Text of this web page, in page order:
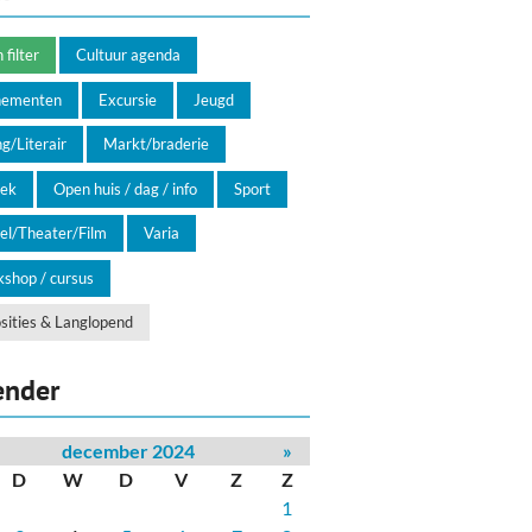
filter Cultuur agenda
Excursie Jeugd
Literair Markt/braderie
Open huis / dag / info Sport
Theater/Film Varia
/ cursus
& Langlopend
december 2024
»
D W D V Z
Z
1